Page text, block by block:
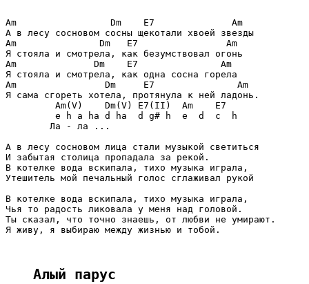
Am                 Dm    E7              Am
А в лесу сосновом сосны щекотали хвоей звезды
Am               Dm   E7                Am
Я стояла и смотрела, как безумствовал огонь
Am              Dm    E7               Am
Я стояла и смотрела, как одна сосна горела
Am                Dm     E7               Am
Я сама сгореть хотела, протянула к ней ладонь.
         Am(V)    Dm(V) E7(II)  Am    E7
         e h a ha d ha  d g# h  e  d  c  h
        Ла - ла ...
А в лесу сосновом лица стали музыкой светиться
И забытая столица пропадала за рекой.
В котелке вода вскипала, тихо музыка играла,
Утешитель мой печальный голос сглаживал рукой
В котелке вода вскипала, тихо музыка играла,
Чья то радость ликовала у меня над головой.
Ты сказал, что точно знаешь, от любви не умирают.
Я живу, я выбираю между жизнью и тобой.
Алый парус